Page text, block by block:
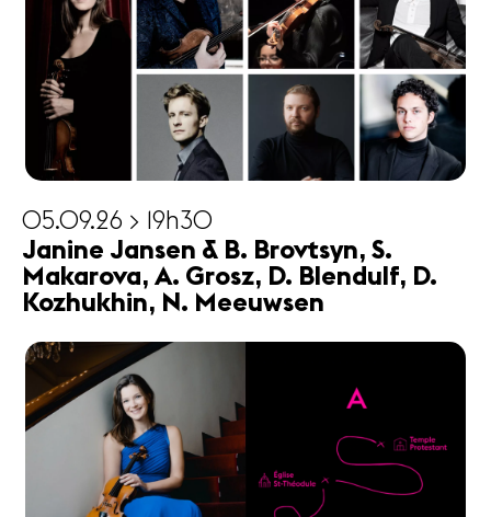
05.09.26 > 19h30
Janine Jansen & B. Brovtsyn, S.
Makarova, A. Grosz, D. Blendulf, D.
Kozhukhin, N. Meeuwsen